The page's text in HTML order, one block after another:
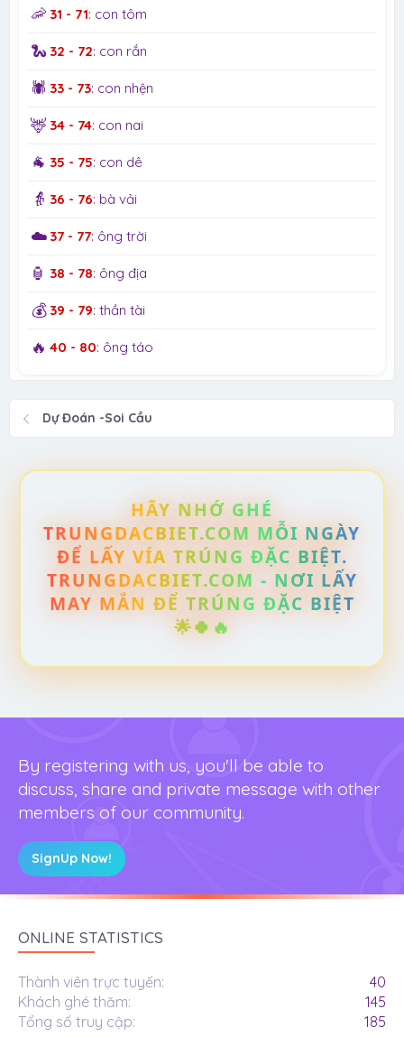
🦐 31 - 71: con tôm
🐍 32 - 72: con rắn
🕷️ 33 - 73: con nhện
🦌 34 - 74: con nai
🐐 35 - 75: con dê
👵 36 - 76: bà vải
☁️ 37 - 77: ông trời
🏮 38 - 78: ông địa
💰 39 - 79: thần tài
🔥 40 - 80: ông táo
Dự Đoán -Soi Cầu
HÃY NHỚ GHÉ
TRUNGDACBIET.COM MỖI NGÀY
ĐỂ LẤY VÍA TRÚNG ĐẶC BIỆT.
TRUNGDACBIET.COM - NƠI LẤY
MAY MẮN ĐỂ TRÚNG ĐẶC BIỆT
🌟🍀🔥
By registering with us, you'll be able to
discuss, share and private message with other
members of our community.
SignUp Now!
ONLINE STATISTICS
Thành viên trực tuyến
40
Khách ghé thăm
145
Tổng số truy cập
185